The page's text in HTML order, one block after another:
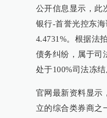
公开信息显示，此
银行-首誉光控东
4.4731%。根据法
债务纠纷，属于司
处于100%司法冻结
官网最新资料显示
立的综合类券商之